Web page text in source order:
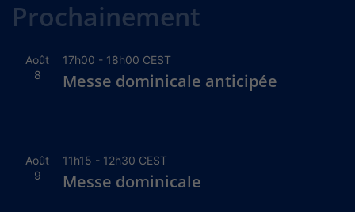
Prochainement
Août
8
17h00 - 18h00 CEST
Messe dominicale anticipée
Août
9
11h15 - 12h30 CEST
Messe dominicale